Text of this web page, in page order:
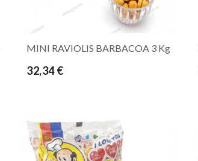
MINI RAVIOLIS BARBACOA 3 Kg
32,34 €